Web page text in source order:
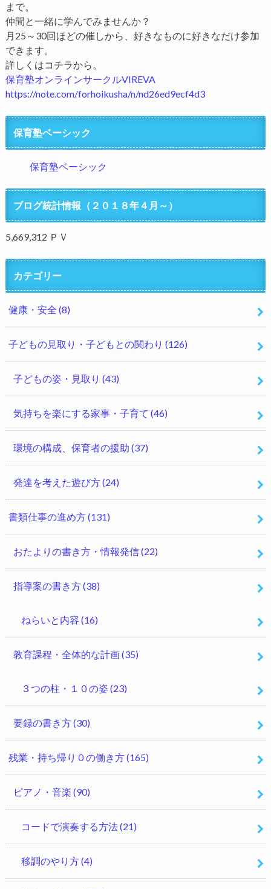
まで。
仲間と一緒に学んでみませんか？
月25～30回ほどの催しから、好きなものに好きなだけ参加
できます。
詳しくはコチラから。
保育塾オンラインサークルVIREVA
https://note.com/forhoikusha/n/nd26ed9ecf4d3
保育塾ベーシック
保育塾ベーシック
ブログ統計情報（２０１８年４月～）
5,669,312 ＰＶ
カテゴリー
健康・安全 (8)
子どもの見取り・子どもとの関わり (126)
子どもの姿・見取り (43)
気持ちを楽にする家事・子育て (46)
環境の構成、保育者の援助 (37)
発達を考えた遊び方(24)
書類仕事の進め方(131)
おたよりの書き方・情報発信(22)
指導案の書き方(38)
ねらいと内容 (16)
教育課程・全体的な計画(35)
３つの柱・１０の姿(23)
要録の書き方(30)
残業・持ち帰り０の働き方(165)
ピアノ・音楽 (90)
コードで演奏する方法(21)
移調のやり方(4)